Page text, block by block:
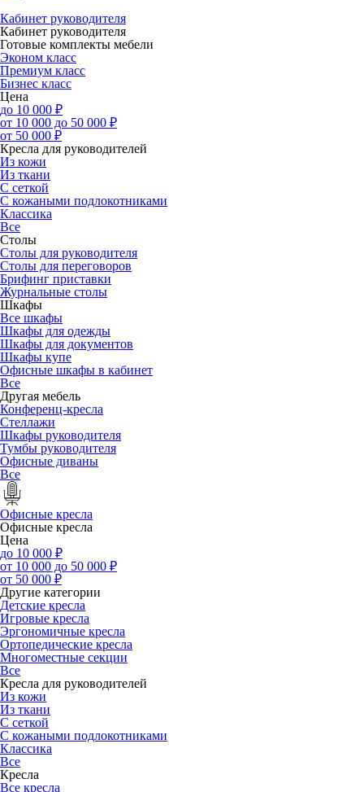
Кабинет руководителя
Кабинет руководителя
Готовые комплекты мебели
Эконом класс
Премиум класс
Бизнес класс
Цена
до 10 000 ₽
от 10 000 до 50 000 ₽
от 50 000 ₽
Кресла для руководителей
Из кожи
Из ткани
С сеткой
С кожаными подлокотниками
Классика
Все
Столы
Столы для руководителя
Столы для переговоров
Брифинг приставки
Журнальные столы
Шкафы
Все шкафы
Шкафы для одежды
Шкафы для документов
Шкафы купе
Офисные шкафы в кабинет
Все
Другая мебель
Конференц-кресла
Стеллажи
Шкафы руководителя
Тумбы руководителя
Офисные диваны
Все
Офисные кресла
Офисные кресла
Цена
до 10 000 ₽
от 10 000 до 50 000 ₽
от 50 000 ₽
Другие категории
Детские кресла
Игровые кресла
Эргономичные кресла
Ортопедические кресла
Многоместные секции
Все
Кресла для руководителей
Из кожи
Из ткани
С сеткой
С кожаными подлокотниками
Классика
Все
Кресла
Все кресла